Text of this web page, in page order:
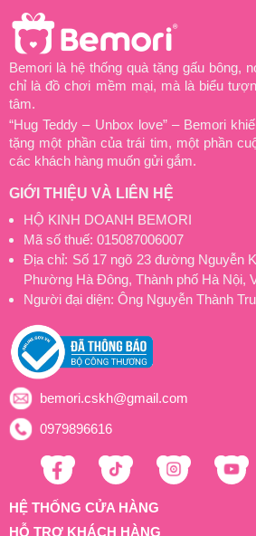
Bemori là hệ thống quà tặng gấu bông,
chỉ là đồ chơi mềm mại, mà là biểu
tâm.
“Hug Teddy – Unbox love” – Bemori
tặng một phần của trái tim, một phần
các khách hàng muốn gửi gắm.
GIỚI THIỆU VÀ LIÊN HỆ
HỘ KINH DOANH BEMORI
Mã số thuế: 015087006007
Địa chỉ: Số 17 ngõ 23 đường Nguyễn
Phường Hà Đông, Thành phố Hà Nội,
Người đại diện: Ông Nguyễn Thành
bemori.cskh@gmail.com
0979896616
HỆ THỐNG CỬA HÀNG
HỖ TRỢ KHÁCH HÀNG